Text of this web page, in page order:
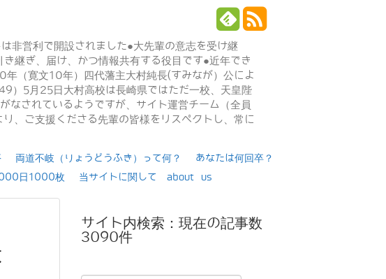
営利で開設されました●大先輩の意志を受け継
継ぎ、届け、かつ情報共有する役目です●近年でき
（寛文10年）四代藩主大村純長(すみなが）公によ
）5月25日大村高校は長崎県ではただ一校、天皇陛
なされているようですが、サイト運営チーム（全員
、ご支援くださる先輩の皆様をリスペクトし、常に
両道不岐（りょうどうふき）って何？
あなたは何回卒？
日1000枚 当サイトに関して about us
サイト内検索：現在の記事数
3090件